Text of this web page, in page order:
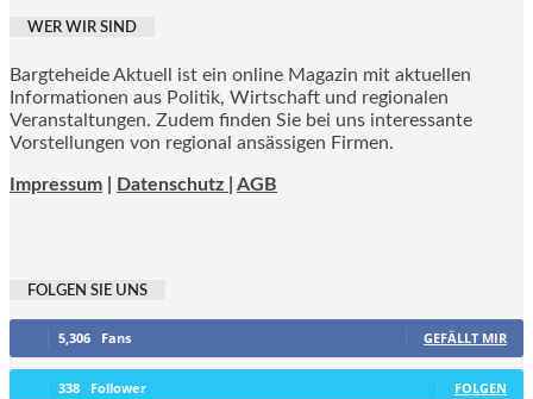
WER WIR SIND
Bargteheide Aktuell ist ein online Magazin mit aktuellen
Informationen aus Politik, Wirtschaft und regionalen
Veranstaltungen. Zudem finden Sie bei uns interessante
Vorstellungen von regional ansässigen Firmen.
Impressum Datenschutz | AGB
FOLGEN SIE UNS
5,306 Fans GEFÄLLT MIR
338 Follower FOLGEN